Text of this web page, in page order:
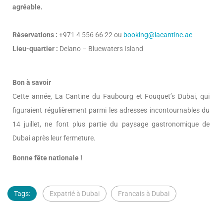
agréable.
Réservations : +971 4 556 66 22 ou booking@lacantine.ae
Lieu-quartier : Delano – Bluewaters Island
Bon à savoir
Cette année, La Cantine du Faubourg et Fouquet’s Dubai, qui
figuraient régulièrement parmi les adresses incontournables du
14 juillet, ne font plus partie du paysage gastronomique de
Dubai après leur fermeture.
Bonne fête nationale !
Tags: Expatrié à Dubai Francais à Dubai